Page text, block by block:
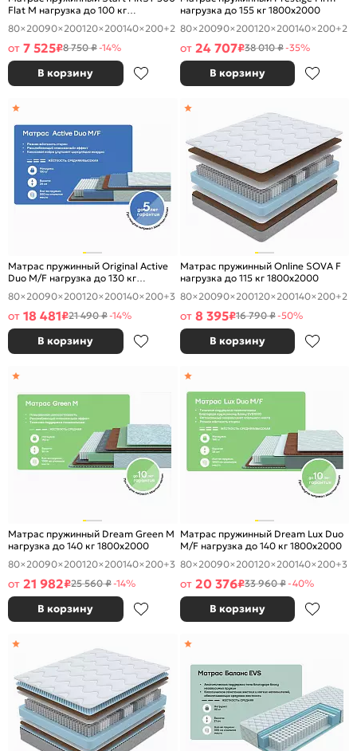
Flat M нагрузка до 100 кг
1800x2000
80×20090×200120×200140×200+2
от 7 525₽8 750 ₽-14%
В корзину
нагрузка до 155 кг 1800x2000
80×20090×200120×200140×200+2
от 24 707₽38 010 ₽-35%
В корзину
Матрас пружинный Original Active
Duo M/F нагрузка до 130 кг
1800x2000
80×20090×200120×200140×200+3
от 18 481₽21 490 ₽-14%
В корзину
Матрас пружинный Online SOVA F
нагрузка до 115 кг 1800x2000
80×20090×200120×200140×200+2
от 8 395₽16 790 ₽-50%
В корзину
Матрас пружинный Dream Green M
нагрузка до 140 кг 1800x2000
80×20090×200120×200140×200+3
от 21 982₽25 560 ₽-14%
В корзину
Матрас пружинный Dream Lux Duo
M/F нагрузка до 140 кг 1800x2000
80×20090×200120×200140×200+3
от 20 376₽33 960 ₽-40%
В корзину